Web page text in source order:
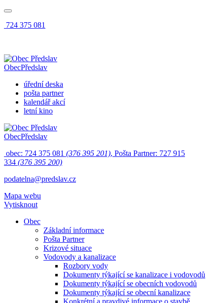
724 375 081
ObecPředslav
úřední deska
pošta partner
kalendář akcí
letní kino
ObecPředslav
obec: 724 375 081 (376 395 201), Pošta Partner: 727 915
334 (376 395 200)
podatelna@predslav.cz
Mapa webu
Vytisknout
Obec
Základní informace
Pošta Partner
Krizové situace
Vodovody a kanalizace
Rozbory vody
Dokumenty týkající se kanalizace i vodovodů
Dokumenty týkající se obecních vodovodů
Dokumenty týkající se obecní kanalizace
Konkrétní a pravdivé informace o stavbě